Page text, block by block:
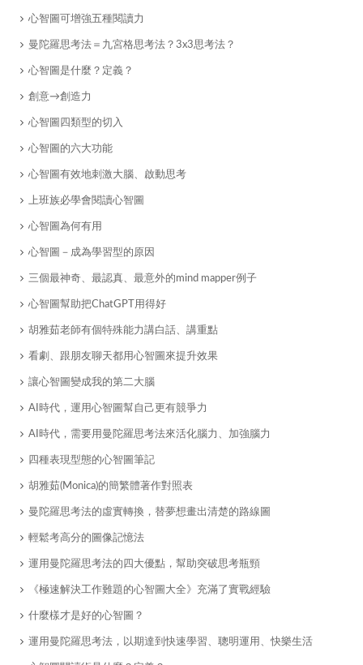
心智圖可增強五種閱讀力
曼陀羅思考法＝九宮格思考法？3x3思考法？
心智圖是什麼？定義？
創意→創造力
心智圖四類型的切入
​心智圖的六大功能
心智圖有效地刺激大腦、啟動思考
​上班族必學會閱讀心智圖
心智圖為何有用
心智圖－成為學習型的原因
​三個最神奇、最認真、最意外的mind mapper例子
心智圖幫助把ChatGPT用得好
胡雅茹老師有個特殊能力講白話、講重點
看劇、跟朋友聊天都用心智圖來提升效果
讓心智圖變成我的第二大腦
​AI時代，運用心智圖幫自己更有競爭力
AI時代，需要用曼陀羅思考法來活化腦力、加強腦力
四種表現型態的心智圖筆記
胡雅茹(Monica)的簡繁體著作對照表
曼陀羅思考法的虛實轉換，替夢想畫出清楚的路線圖
輕鬆考高分的圖像記憶法
運用曼陀羅思考法的四大優點，幫助突破思考瓶頸
《極速解決工作難題的心智圖大全》充滿了實戰經驗
什麼樣才是好的心智圖？
運用曼陀羅思考法，以期達到快速學習、聰明運用、快樂生活